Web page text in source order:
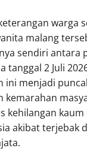
warga
malang
sendiri antara
tanggal 2 Juli
ini menjadi
kemarahan
kehilangan
akibat terjebak